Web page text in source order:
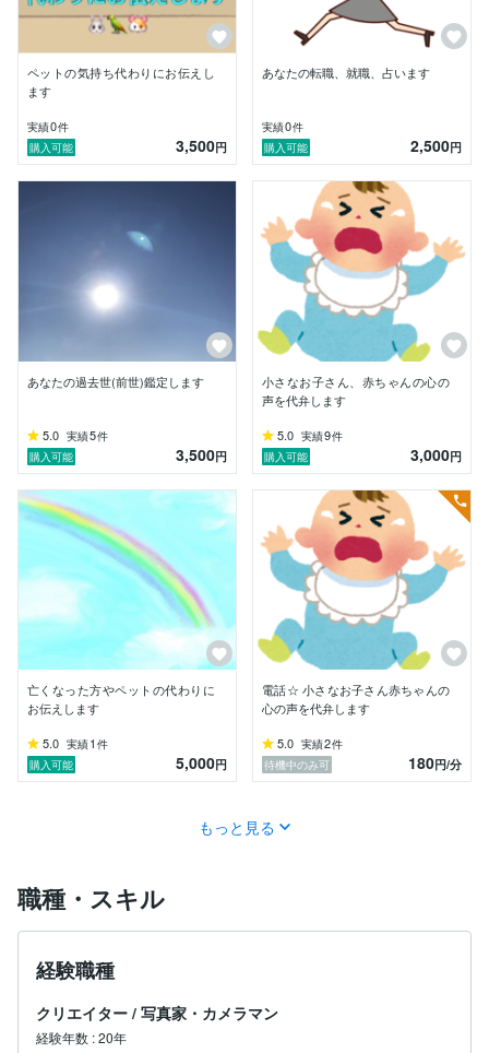
生きづらさ、不安や迷いが多い今こそ、本当の生まれて
きた意味を知り、本来のあなたを、ご一緒に探っていき
ましょう。
とり同調させ読みとります。
談や、未来への詳細なアドバイスをご提供させていただ
くためにカードリーディングを行っております。
定型にこだわらず、直感、インスピレーションで読み解
きます。当たっている！鳥肌立った！という有り難いお
声をいただいてます。これからもっと様々なカードを増
やしてスピリチュアルでは漠然としただけのものを、細
やかなアドバイスとして使っていきたいと思っていま
ャンブル、病気、授かりもの、受験や就職の合否等ご相
談はお受けできかねます。
＊同業者の方は基本的にご遠慮願います。
知り合い、友人、他アカウントを利用しても見抜けま
す。
どうしてもお困りの場合は、まず具体的な内容をメッセ
ージからお送りください。
＊宗教等とは関係、勧誘は一切ございません。
目には視えなくても、誰にも必ずお一人お一人に何かし
らお守り導いてくださっている方がいます。
あなたは決して一人ではありません。
心を開いて、楽しく前向きになれるよう、お手伝いいた
します♪
お気軽に、ご相談くださいね(^ ^)
★満枠対応中★ に、なっている時は、お見積りという
形で、メッセージでご予約ご相談ください！
ペットの気持ち代わりにお伝えし
ます
実績0件
購入可能
3,500円
あなたの転職、就職、占います
実績0件
購入可能
2,500円
あなたの過去世(前世)鑑定します
5.0 実績5件
購入可能
3,500円
小さなお子さん、赤ちゃんの心の
声を代弁します
5.0 実績9件
購入可能
3,000円
亡くなった方やペットの代わりに
お伝えします
5.0 実績1 件
購入可能
5,000円
電話☆ 小さなお子さん赤ちゃんの
心の声を代弁します
5.0 実績2件
待機中のみ可
180円/分
もっと見る
職種・スキル
経験職種
クリエイター / 写真家・カメラマン
経験年数 :20年